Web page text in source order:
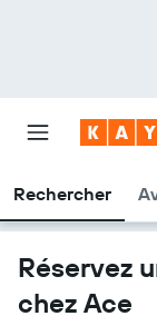
Rechercher
Réservez
chez Ace